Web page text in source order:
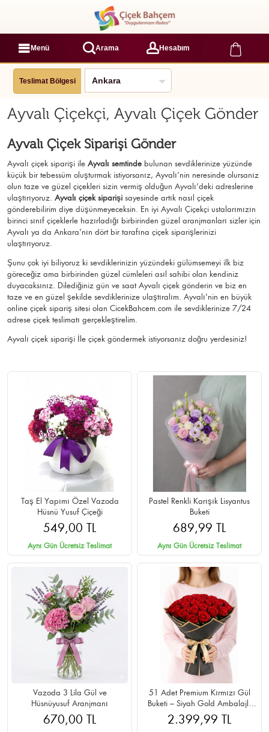
Menü Arama Hesabım
Teslimat Bölgesi
Ayvalı Çiçekçi, Ayvalı Çiçek Gönder
Ayvalı Çiçek Siparişi Gönder
Ayvalı çiçek siparişi ile Ayvalı semtinde bulunan sevdiklerinize yüzünde
küçük bir tebessüm oluşturmak istiyorsanız, Ayvalı’nin neresinde olursanız
olun taze ve güzel çiçekleri sizin vermiş olduğun Ayvalı’deki adreslerine
ulaştırıyoruz. Ayvalı çiçek siparişi sayesinde artık nasıl çiçek
gönderebilirim diye düşünmeyeceksin. En iyi Ayvalı Çiçekçi ustalarımızın
birinci sınıf çiçeklerle hazırladığı birbirinden güzel aranjmanları sizler için
Ayvalı ya da Ankara'nın dört bir tarafına çiçek siparişlerinizi
ulaştırıyoruz.
Şunu çok iyi biliyoruz ki sevdiklerinizin yüzündeki gülümsemeyi ilk biz
göreceğiz ama birbirinden güzel cümleleri asıl sahibi olan kendiniz
duyacaksınız. Dilediğiniz gün ve saat Ayvalı çiçek gönderin ve biz en
taze ve en güzel şekilde sevdiklerinize ulaştıralım. Ayvalı'nin en büyük
online çiçek sipariş sitesi olan CicekBahcem.com ile sevdiklerinize 7/24
adrese çiçek teslimatı gerçekleştirelim.
Ayvalı çiçek siparişi İle çiçek göndermek istiyorsanız doğru yerdesiniz!
Taş El Yapımı Özel Vazoda
Hüsnü Yusuf Çiçeği
549,00 TL
Aynı Gün Ücretsiz Teslimat
Pastel Renkli Karışık Lisyantus
Buketi
689,99 TL
Aynı Gün Ücretsiz Teslimat
Vazoda 3 Lila Gül ve
Hüsnüyusuf Aranjmanı
670,00 TL
51 Adet Premium Kırmızı Gül
Buketi – Siyah Gold Ambalajlı
Cipsolu
2.399,99 TL